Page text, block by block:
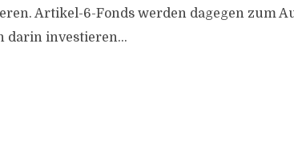
Artikel-6-Fonds werden dagegen zum
darin investieren...